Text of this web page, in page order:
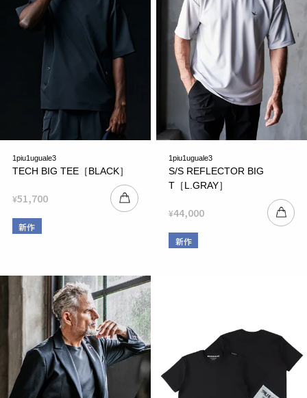
1piu1uguale3
TECH BIG TEE［BLACK］
¥51,700
新作
1piu1uguale3
S/S REFLECTOR BIG
T［L.GRAY］
¥44,000
新作